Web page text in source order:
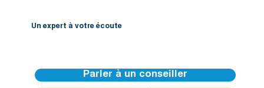
Un expert à votre écoute
Parler à un conseiller